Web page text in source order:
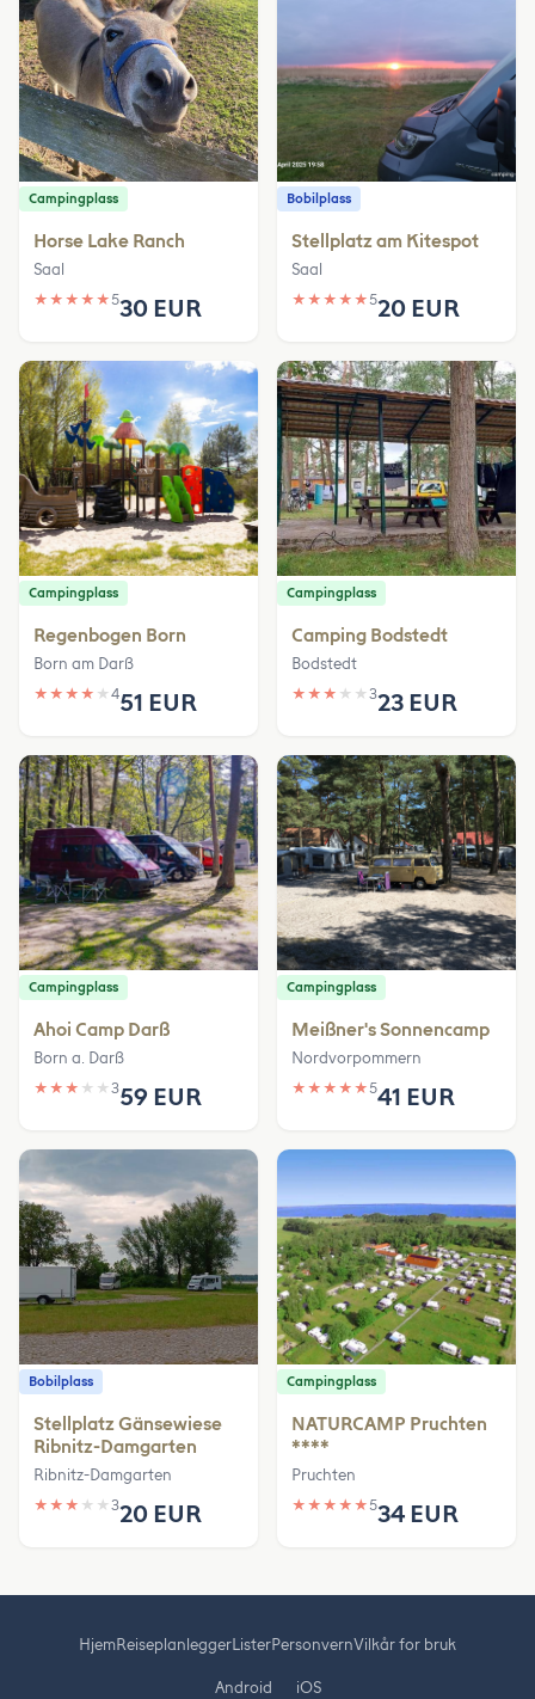
Campingplass
Horse Lake Ranch
Saal
★ ★ ★ ★ ★530 EUR
Bobilplass
Stellplatz am Kitespot
Saal
★ ★ ★ ★ ★520 EUR
Campingplass
Regenbogen Born
Born am Darß
★ ★ ★ ★ ★ 451 EUR
Campingplass
Camping Bodstedt
Bodstedt
★ ★ ★ ★ ★ 323 EUR
Campingplass
Ahoi Camp Darß
Born a. Darß
★ ★ ★ ★ ★ 359 EUR
Campingplass
Meißner's Sonnencamp
Nordvorpommern
★ ★ ★ ★ ★541 EUR
Bobilplass
Stellplatz Gänsewiese
Ribnitz-Damgarten
Ribnitz-Damgarten
★ ★ ★ ★ ★ 320 EUR
Campingplass
NATURCAMP Pruchten
****
Pruchten
★ ★ ★ ★ ★534 EUR
HjemReiseplanleggerListerPersonvernVilkår for bruk
Android iOS